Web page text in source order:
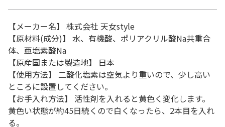
【メーカー名】 株式会社 天女style
【原材料(成分)】 水、有機酸、ポリアクリル酸Na共重合
体、亜塩素酸Na
【原産国または製造地】 日本
【使用方法】 二酸化塩素は空気より重いので、少し高い
ところに設置してください。
【お手入れ方法】 活性剤を入れると黄色く変化します。
黄色い状態が約45日続くので白くなったら、2本目を入れ
る。